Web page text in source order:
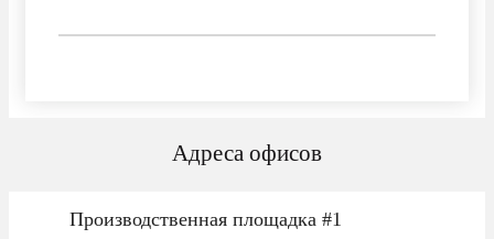
Адреса офисов
Производственная площадка #1